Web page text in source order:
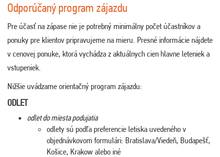
Odporúčaný program zájazdu
Pre účasť na zápase nie je potrebný minimálny počet účastníkov a
ponuky pre klientov pripravujeme na mieru. Presné informácie nájdete
v cenovej ponuke, ktorá vychádza z aktuálnych cien hlavne leteniek a
vstupeniek.
Nižšie uvádzame orientačný program zájazdu:
ODLET
odlet do miesta podujatia
odlety sú podľa preferencie letiska uvedeného v
objednávkovom formulári: Bratislava/Viedeň, Budapešť,
Košice, Krakow alebo iné